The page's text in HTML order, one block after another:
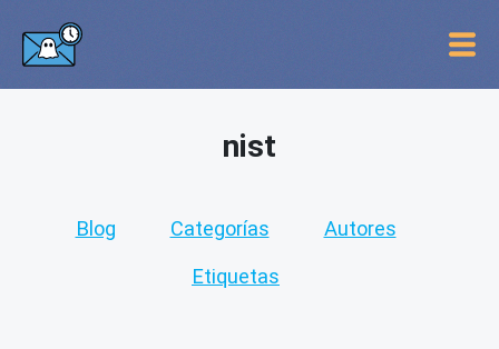
nist
Blog Categorías Autores
Etiquetas